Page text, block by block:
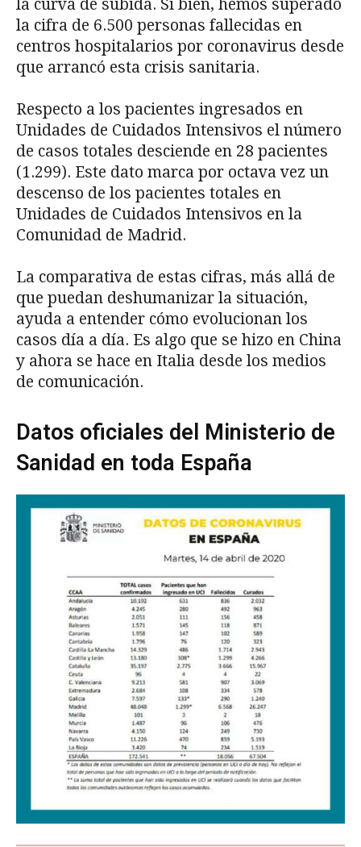
la curva de subida. Si bien, hemos superado
la cifra de 6.500 personas fallecidas en
centros hospitalarios por coronavirus desde
que arrancó esta crisis sanitaria.
Respecto a los pacientes ingresados en
Unidades de Cuidados Intensivos el número
de casos totales desciende en 28 pacientes
(1.299). Este dato marca por octava vez un
descenso de los pacientes totales en
Unidades de Cuidados Intensivos en la
Comunidad de Madrid.
La comparativa de estas cifras, más allá de
que puedan deshumanizar la situación,
ayuda a entender cómo evolucionan los
casos día a día. Es algo que se hizo en China
y ahora se hace en Italia desde los medios
de comunicación.
Datos oficiales del Ministerio de
Sanidad en toda España